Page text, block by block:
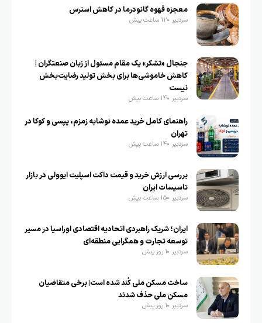
معجزه قهوه گانودرما در کاهش استرس
سردبیر 12 ساعت پیش
جنجال «تشکر» یک مقام مسئول از زبان صنعتگران |
کاهش خاموشی‌ها برای بخش تولید رضایت‌بخش
نیست
سردبیر 14 ساعت پیش
راهنمای کامل خرید عمده نوشابه زمزم، پپسی و کوکا در
تهران
سردبیر 14 ساعت پیش
بررسی ارزش خرید و قیمت داکت اسپلیت ایوولی در بازار
تاسیسات ایران
سردبیر 15 ساعت پیش
ایران؛ شریک راهبردی اتحادیه اقتصادی اوراسیا در مسیر
توسعه تجارت و همگرایی منطقه‌ای
سردبیر 1 روز پیش
ساخت مسکن ملی کُند شده است| برخی متقاضیان
مسکن ملی حذف شدند
سردبیر 1 روز پیش